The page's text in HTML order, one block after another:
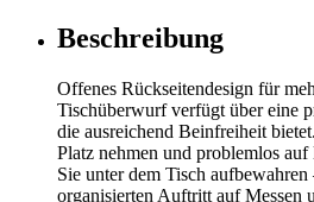
Beschreibung
Offenes Rückseitendesign für
Tischüberwurf verfügt über eine
die ausreichend Beinfreiheit
Platz nehmen und problemlos
Sie unter dem Tisch
organisierten Auftritt auf Messen